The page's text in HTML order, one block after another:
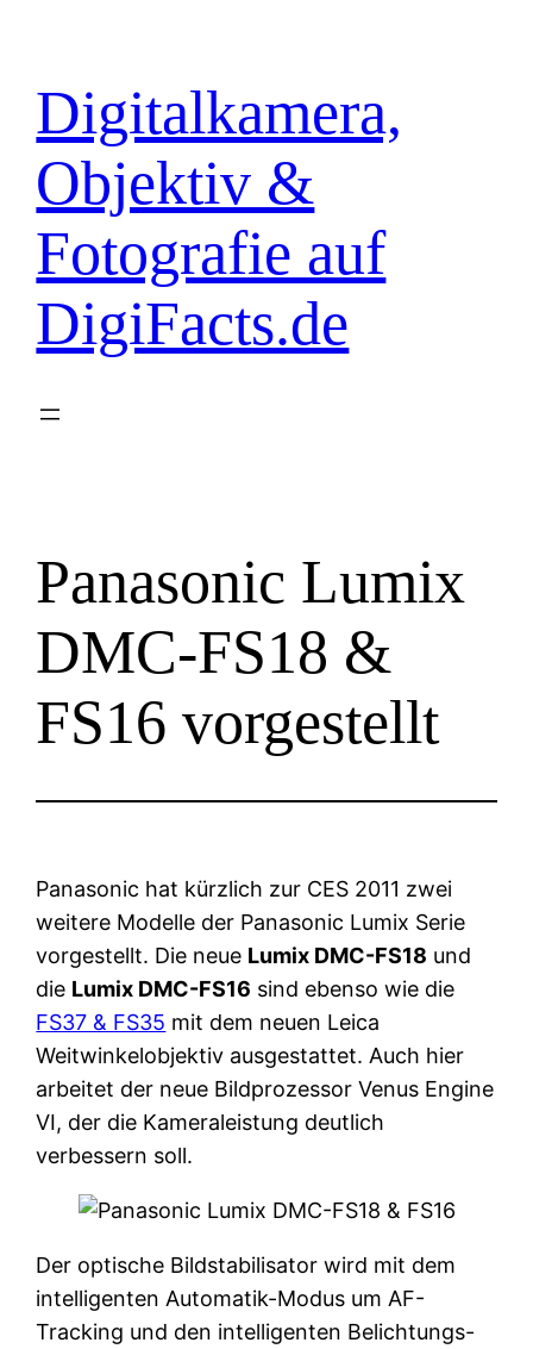
springen
Digitalkamera,
Objektiv &
Fotografie auf
DigiFacts.de
Panasonic Lumix
DMC-FS18 &
FS16 vorgestellt
Panasonic hat kürzlich zur CES 2011 zwei
weitere Modelle der Panasonic Lumix Serie
vorgestellt. Die neue Lumix DMC-FS18 und
die Lumix DMC-FS16 sind ebenso wie die
FS37 & FS35 mit dem neuen Leica
Weitwinkelobjektiv ausgestattet. Auch hier
arbeitet der neue Bildprozessor Venus Engine
VI, der die Kameraleistung deutlich
verbessern soll.
Der optische Bildstabilisator wird mit dem
intelligenten Automatik-Modus um AF-
Tracking und den intelligenten Belichtungs-